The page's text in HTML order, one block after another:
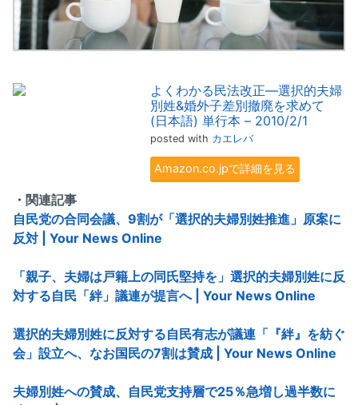
よくわかる民法改正―選択的夫婦
別姓&婚外子差別撤廃を求めて
(日本語) 単行本 – 2010/2/1
posted with カエレバ
Amazon.co.jpで詳細を見る
・関連記事
自民党の合同会議、9割が「選択的夫婦別姓推進」原案に
反対 | Your News Online
「親子、夫婦は戸籍上の同氏堅持を」選択的夫婦別姓に反
対する自民「絆」議連が提言へ | Your News Online
選択的夫婦別姓に反対する自民有志が議連「『絆』を紡ぐ
会」設立へ、なお国民の7割は賛成 | Your News Online
夫婦別姓への賛成、自民党支持層で25％急増し過半数に